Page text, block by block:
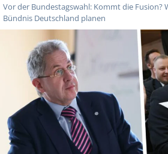
Vor der Bundestagswahl: Kommt die Fusion?
Bündnis Deutschland planen